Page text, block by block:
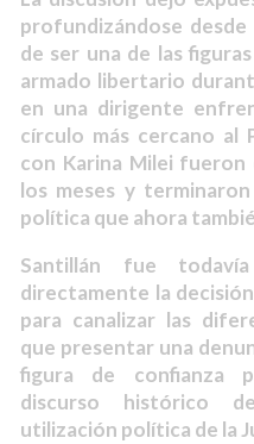
profundizándose
de ser una de las
armado libertario
en una dirigente
círculo más cercano al
con Karina Milei
los meses y
política que ahora
Santillán fue
directamente la
para canalizar las
que presentar una
figura de confianza
discurso histórico
utilización política de la